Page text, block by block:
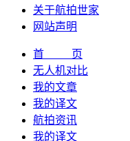
关于航拍世家
网站声明
首 页
无人机对比
我的文章
我的译文
航拍资讯
我的译文